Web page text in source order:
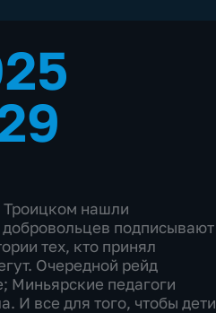
Троицком нашли
подписывают
тех, кто принял
Очередной рейд
Миньярские педагоги
И все для того, чтобы дети